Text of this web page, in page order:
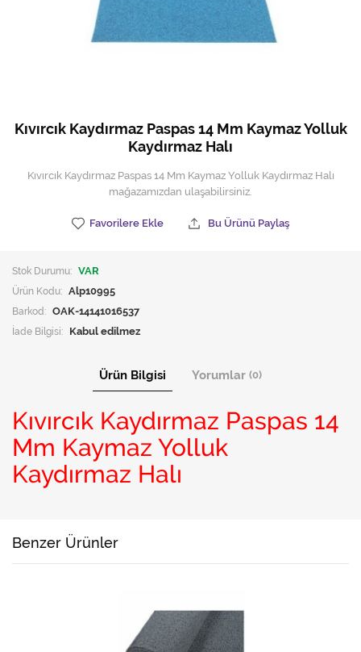
Mekanik Dış Alan Süpürücüler
Tek-Çift Kovalı Temizlik Arabası
Toptan Temizlik Malzemeleri
Yedek Parçalar
Kıvırcık Kaydırmaz Paspas 14 Mm Kaymaz Yolluk
Kaydırmaz Halı
Kıvırcık Kaydırmaz Paspas 14 Mm Kaymaz Yolluk Kaydırmaz Halı
mağazamızdan ulaşabilirsiniz.
Favorilere Ekle Bu Ürünü Paylaş
Stok Durumu: VAR
Ürün Kodu: Alp10995
Barkod: OAK-14141016537
İade Bilgisi:
Ürün Bilgisi Yorumlar (0)
Kıvırcık Kaydırmaz Paspas 14
Mm Kaymaz Yolluk
Kaydırmaz Halı
Benzer Ürünler